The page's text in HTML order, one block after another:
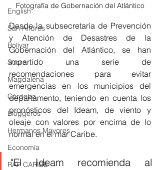
English
San Andres
Bolívar
Sucre
Magdalena
Córdoba
Bloggeros
Hermanos Mayores
Economía
RAP CARIBE
Fotografía de Gobernación del Atlántico
Desde la subsecretaría de Prevención
y Atención de Desastres de la
Gobernación del Atlántico, se han
impartido una serie de
recomendaciones para evitar
emergencias en los municipios del
departamento, teniendo en cuenta los
pronósticos del Ideam, de viento y
oleaje con valores por encima de lo
normal en el mar Caribe.
"El Ideam recomienda al